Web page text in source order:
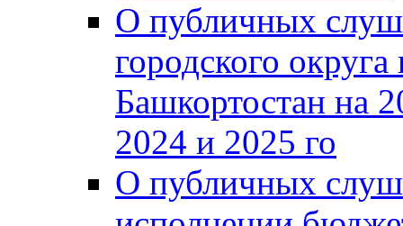
О публичных
городского
Башкортостан на
2024 и 2025 го
О публичных